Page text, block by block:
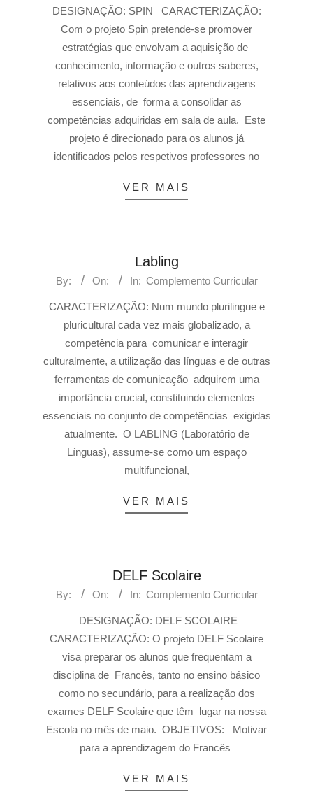
DESIGNAÇÃO: SPIN CARACTERIZAÇÃO:
Com o projeto Spin pretende-se promover
estratégias que envolvam a aquisição de
conhecimento, informação e outros saberes,
relativos aos conteúdos das aprendizagens
essenciais, de forma a consolidar as
competências adquiridas em sala de aula. Este
projeto é direcionado para os alunos já
identificados pelos respetivos professores no
VER MAIS
Labling
By: On: In: Complemento Curricular
CARACTERIZAÇÃO: Num mundo plurilingue e
pluricultural cada vez mais globalizado, a
competência para comunicar e interagir
culturalmente, a utilização das línguas e de outras
ferramentas de comunicação adquirem uma
importância crucial, constituindo elementos
essenciais no conjunto de competências exigidas
atualmente. O LABLING (Laboratório de
Línguas), assume-se como um espaço
multifuncional,
VER MAIS
DELF Scolaire
By: On: In: Complemento Curricular
DESIGNAÇÃO: DELF SCOLAIRE
CARACTERIZAÇÃO: O projeto DELF Scolaire
visa preparar os alunos que frequentam a
disciplina de Francês, tanto no ensino básico
como no secundário, para a realização dos
exames DELF Scolaire que têm lugar na nossa
Escola no mês de maio. OBJETIVOS: Motivar
para a aprendizagem do Francês
VER MAIS